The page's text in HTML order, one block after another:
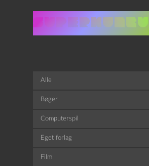
Alle
Bøger
Computerspil
Eget forlag
Film